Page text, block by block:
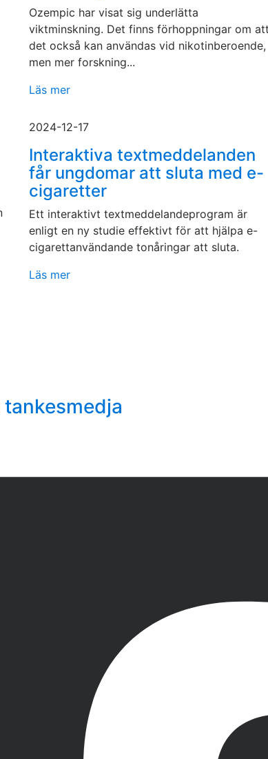
Ozempic har visat sig underlätta
viktminskning. Det finns förhoppningar om att
det också kan användas vid nikotinberoende,
men mer forskning...
Läs mer
2024-12-17
Interaktiva textmeddelanden
får ungdomar att sluta med e-
cigaretter
Ett interaktivt textmeddelandeprogram är
enligt en ny studie effektivt för att hjälpa e-
cigarettanvändande tonåringar att sluta.
Läs mer